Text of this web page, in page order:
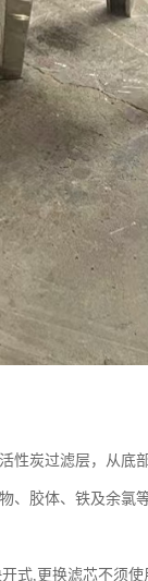
性炭过滤层，从底
、胶体、铁及余氯
式,更换滤芯不须